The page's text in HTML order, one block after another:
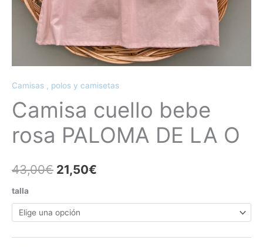
Camisas , polos y camisetas
Camisa cuello bebe
rosa PALOMA DE LA O
43,00€ 21,50€
talla